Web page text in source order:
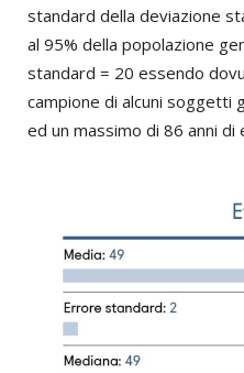
standard della deviazione
al 95% della popolazione
standard = 20 essendo
campione di alcuni soggetti
ed un massimo di 86 anni di